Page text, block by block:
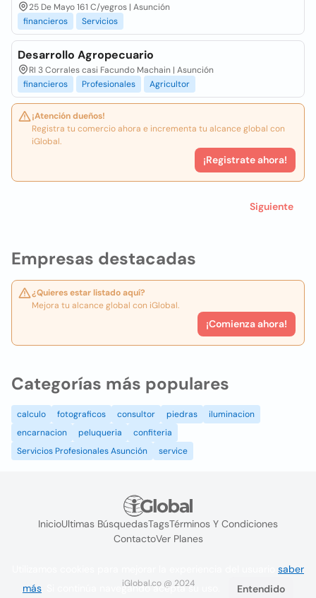
Empresas destacadas
¿Quieres estar listado aquí?
Mejora tu alcance global con iGlobal.
¡Comienza ahora!
25 De Mayo 161 C/yegros | Asunción
financieros
Servicios
Desarrollo Agropecuario
RI 3 Corrales casi Facundo Machain | Asunción
financieros
Profesionales Agricultor
¡Atención dueños!
Registra tu comercio ahora e incrementa tu alcance global con
iGlobal.
¡Registrate ahora!
Siguiente
Categorías más populares
calculo fotograficos consultor piedras
iluminacion
encarnacion
peluqueria
confiteria
Servicios Profesionales Asunción
service
InicioUltimas BúsquedasTagsTérminos Y Condiciones
ContactoVer Planes
iGlobal.co @ 2024
saber
más . Si continúa navegando acepta su uso. Entendido